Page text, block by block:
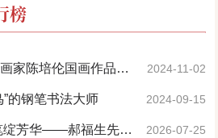
榜
家陈培伦国画作品欣
2024-11-02
的钢笔书法大师 2024-09-15
绽芳华——郝福生先生
2026-07-25